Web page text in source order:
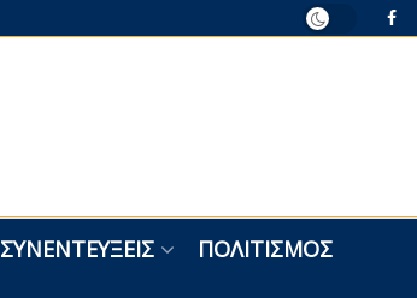
ΣΥΝΕΝΤΕΎΞΕΙΣ
ΠΟΛΙΤΙΣΜΌΣ